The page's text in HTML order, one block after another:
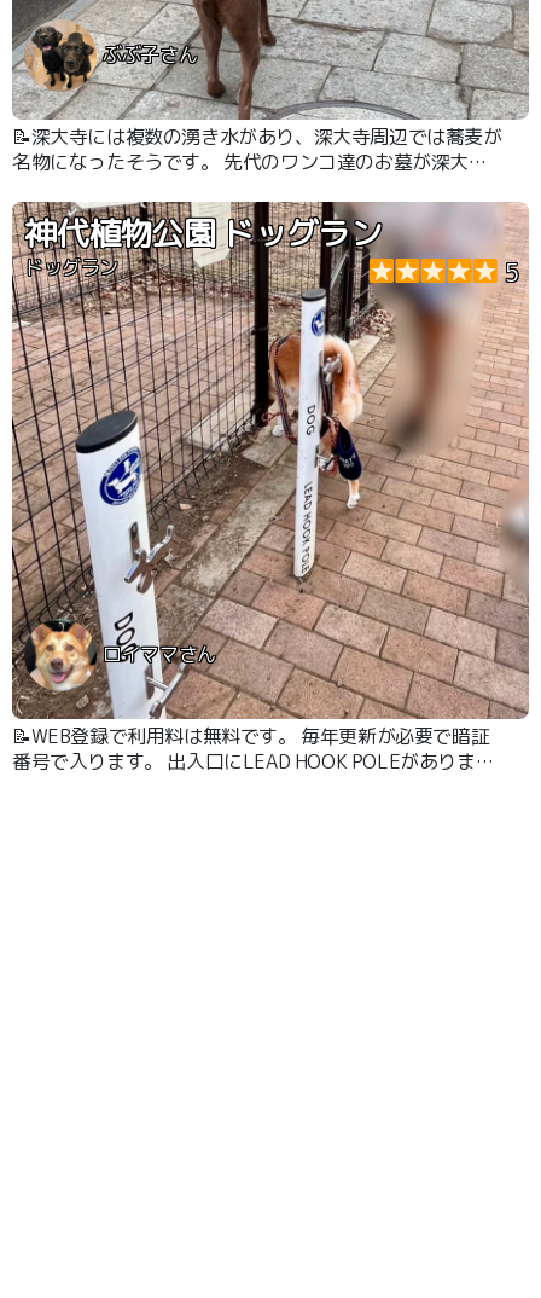
ぶぶ子さん
📝深大寺には複数の湧き水があり、深大寺周辺では蕎麦が
名物になったそうです。 先代のワンコ達のお墓が深大寺
しみになっています。
神代植物公園 ドッグラン
ドッグラン 5
ロイママさん
📝WEB登録で利用料は無料です。 毎年更新が必要で暗証
番号で入ります。 出入口にLEAD HOOK POLEがありま